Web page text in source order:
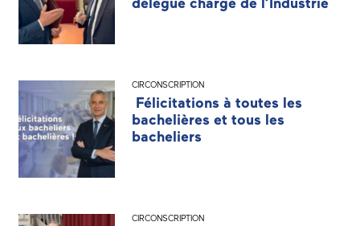
CIRCONSCRIPTION
Félicitations à toutes les
bachelières et tous les
bacheliers
CIRCONSCRIPTION